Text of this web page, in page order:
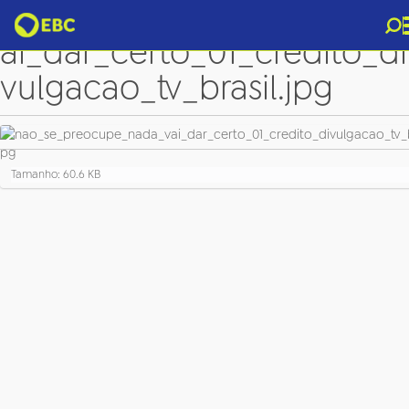
nao_se_preocupe_nada_v
ai_dar_certo_01_credito_di
vulgacao_tv_brasil.jpg
C
l
Tamanho: 60.6 KB